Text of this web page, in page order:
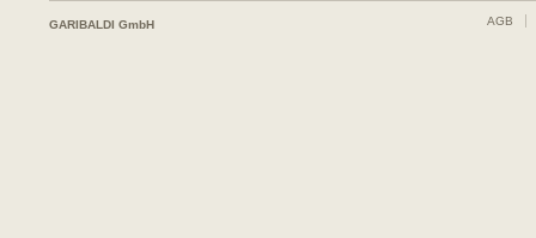
GARIBALDI GmbH AGB